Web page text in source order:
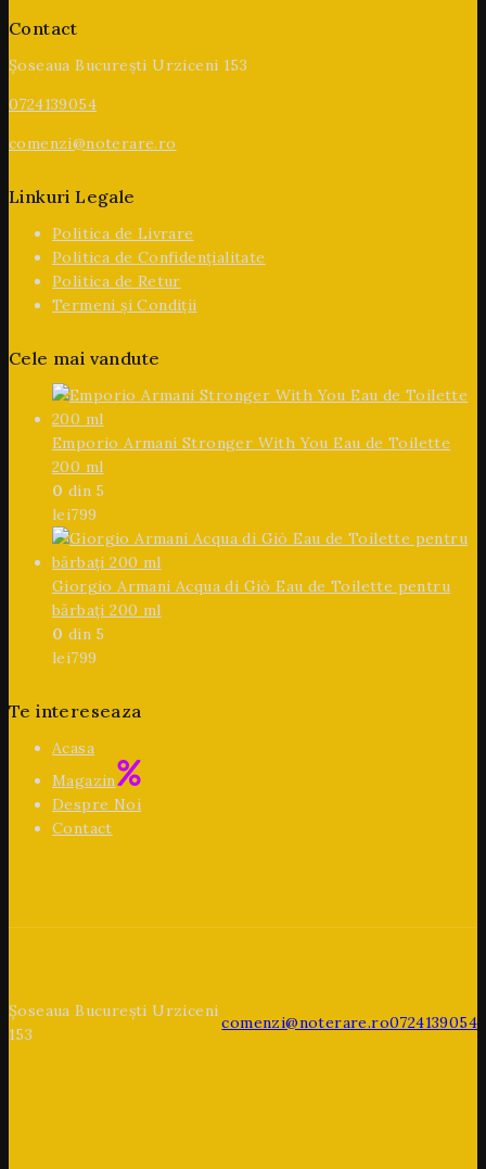
Contact
Șoseaua București Urziceni 153
0724139054
comenzi@noterare.ro
Linkuri Legale
Politica de Livrare
Politica de Confidențialitate
Politica de Retur
Termeni și Condiții
Cele mai vandute
Emporio Armani Stronger With You Eau de Toilette
200 ml
0 din 5
lei799
Giorgio Armani Acqua di Giò Eau de Toilette pentru
bărbați 200 ml
0 din 5
lei799
Te intereseaza
Acasa
Magazin
Despre Noi
Contact
Șoseaua București Urziceni
153
comenzi@noterare.ro0724139054